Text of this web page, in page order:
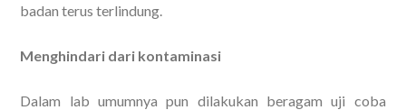
badan terus terlindung.
Menghindari dari kontaminasi
Dalam lab umumnya pun dilakukan beragam uji coba